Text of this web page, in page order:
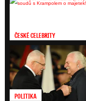
ČESKÉ CELEBRITY
POLITIKA